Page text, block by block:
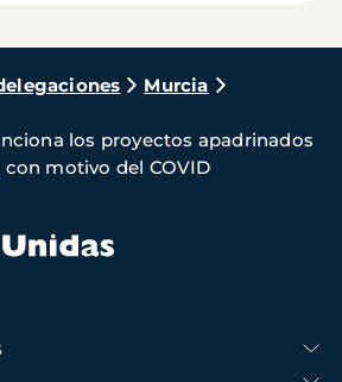
Murcia
los proyectos apadrinados
motivo del COVID